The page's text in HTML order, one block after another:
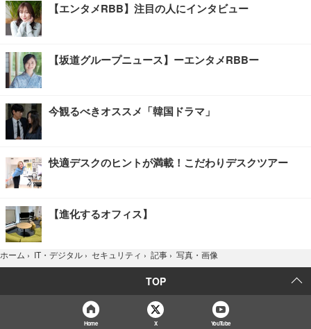
【エンタメRBB】注目の人にインタビュー
【坂道グループニュース】ーエンタメRBBー
今観るべきオススメ「韓国ドラマ」
快適デスクのヒントが満載！こだわりデスクツアー
【進化するオフィス】
ホーム › IT・デジタル › セキュリティ › 記事 › 写真・画像
TOP
Home X YouTube